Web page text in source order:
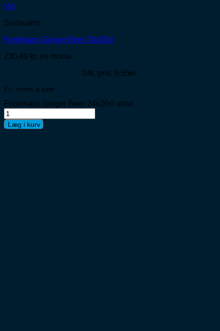
Vis
Sodavand
Fentimans Ginger Beer 24x20cl
230,40 kr. ex moms
Stk. pris: 9,65kr.
Ex. moms & pant
Fentimans Ginger Beer 24x20cl antal
Læg i kurv